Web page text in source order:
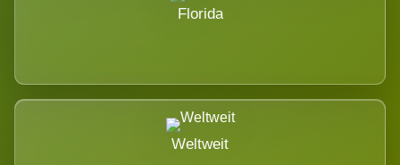
Florida
Weltweit